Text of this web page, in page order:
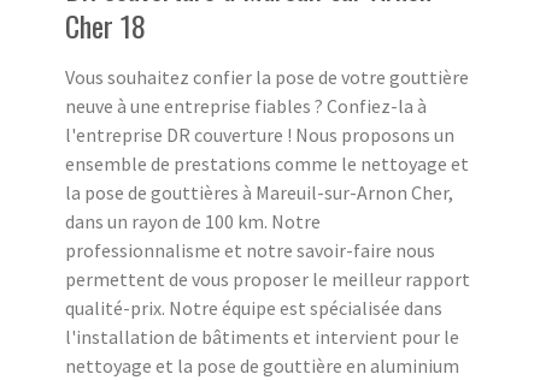
Cher 18
Vous souhaitez confier la pose de votre gouttière
neuve à une entreprise fiables ? Confiez-la à
l'entreprise DR couverture ! Nous proposons un
ensemble de prestations comme le nettoyage et
la pose de gouttières à Mareuil-sur-Arnon Cher,
dans un rayon de 100 km. Notre
professionnalisme et notre savoir-faire nous
permettent de vous proposer le meilleur rapport
qualité-prix. Notre équipe est spécialisée dans
l'installation de bâtiments et intervient pour le
nettoyage et la pose de gouttière en aluminium